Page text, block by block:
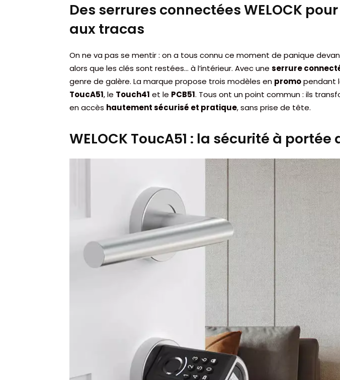
Des serrures connectées WELOCK
aux tracas
On ne va pas se mentir : on a tous connu ce moment de panique
alors que les clés sont restées… à l’intérieur. Avec une serrure
genre de galère. La marque propose trois modèles en promopendant
ToucA51, le Touch41 et le PCB51. Tous ont un point commun : ils
en accès hautement sécurisé et pratique, sans prise de tête.
WELOCK ToucA51 : la sécurité à portée